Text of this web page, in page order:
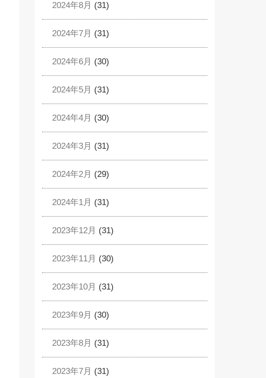
2024年8月 (31)
2024年7月 (31)
2024年6月 (30)
2024年5月 (31)
2024年4月 (30)
2024年3月 (31)
2024年2月 (29)
2024年1月 (31)
2023年12月 (31)
2023年11月 (30)
2023年10月 (31)
2023年9月 (30)
2023年8月 (31)
2023年7月 (31)